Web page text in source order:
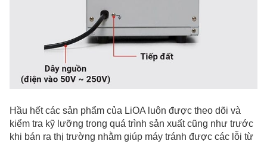
Hầu hết các sản phẩm của LiOA luôn được theo dõi và
kiểm tra kỹ lưỡng trong quá trình sản xuất cũng như trước
khi bán ra thị trường nhằm giúp máy tránh được các lỗi từ